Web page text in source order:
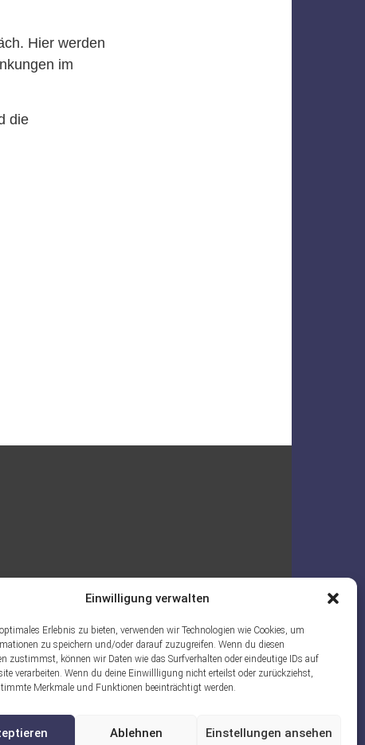
Einwilligung verwalten
Erlebnis zu bieten, verwenden wir Technologien wie Cookies, um
zu speichern und/oder darauf zuzugreifen. Wenn du diesen
zustimmst, können wir Daten wie das Surfverhalten oder eindeutige IDs auf
verarbeiten. Wenn du deine Einwillligung nicht erteilst oder zurückziehst,
Merkmale und Funktionen beeinträchtigt werden.
Ablehnen Einstellungen ansehen
Hier werden
im
die